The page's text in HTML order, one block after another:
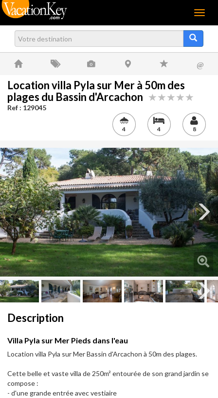
Menu
@
Location villa Pyla sur Mer à 50m des
plages du Bassin d'Arcachon
Ref : 129045
4 4 8
Next
Description
Villa Pyla sur Mer Pieds dans l'eau
Location villa Pyla sur Mer Bassin d'Arcachon à 50m des plages.
Cette belle et vaste villa de 250m² entourée de son grand jardin se
compose :
- d'une grande entrée avec vestiaire